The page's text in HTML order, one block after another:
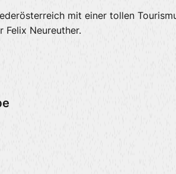
mit einer tollen
Felix Neureuther.